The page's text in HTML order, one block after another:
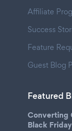
Affiliate
Success
Feature
Guest Blog
Featured
Converting
Black